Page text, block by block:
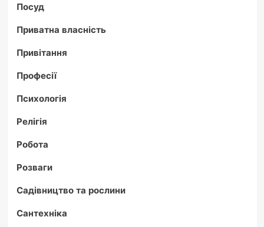
Посуд
Приватна власність
Привітання
Професії
Психологія
Релігія
Робота
Розваги
Садівництво та рослини
Сантехніка